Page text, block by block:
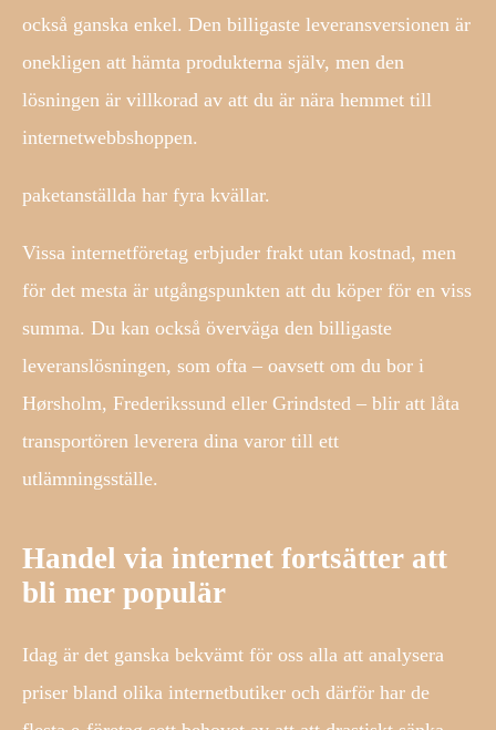
också ganska enkel. Den billigaste leveransversionen är
onekligen att hämta produkterna själv, men den
lösningen är villkorad av att du är nära hemmet till
internetwebbshoppen.
paketanställda har fyra kvällar.
Vissa internetföretag erbjuder frakt utan kostnad, men
för det mesta är utgångspunkten att du köper för en viss
summa. Du kan också överväga den billigaste
leveranslösningen, som ofta – oavsett om du bor i
Hørsholm, Frederikssund eller Grindsted – blir att låta
transportören leverera dina varor till ett
utlämningsställe.
Handel via internet fortsätter att
bli mer populär
Idag är det ganska bekvämt för oss alla att analysera
priser bland olika internetbutiker och därför har de